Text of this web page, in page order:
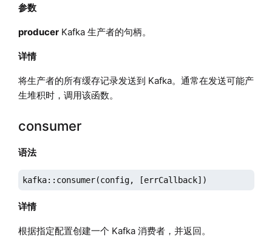
参数
producerKafka 生产者的句柄。
详情
将生产者的所有缓存记录发送到 Kafka。通常在发送可能产
生堆积时，调用该函数。
consumer
语法
kafka::consumer(config, [errCallback])
详情
根据指定配置创建一个 Kafka 消费者，并返回。